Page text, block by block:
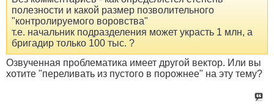
полезности и какой размер позволительного
"контролируемого воровства"
т.е. начальник подразделения может украсть 1 млн, а
бригадир только 100 тыс. ?
Озвученная проблематика имеет другой вектор. Или вы
хотите "переливать из пустого в порожнее" на эту тему?